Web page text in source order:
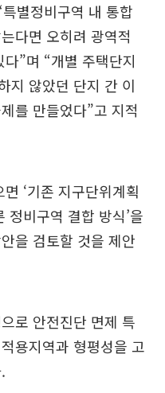
별정비구역 내 통합
다면 오히려 광역적
”며 “개별 주택단지
지 않았던 단지 간 이
를 만들었다”고 지적
‘기존 지구단위계획
정비구역 결합 방식’을
을 검토할 것을 제안
로 안전진단 면제 특
용지역과 형평성을 고